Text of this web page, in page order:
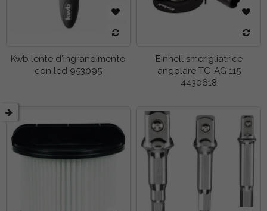
Kwb lente d'ingrandimento
con led 953095
Einhell smerigliatrice
angolare TC-AG 115
4430618